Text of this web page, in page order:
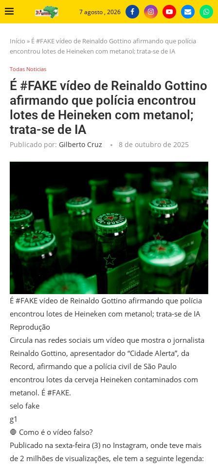
7 agosto , 2026
Início » É #FAKE vídeo de Reinaldo Gottino afirmando que polícia
encontrou lotes de Heineken com metanol; trata-se de IA
Todas Noticias
É #FAKE vídeo de Reinaldo Gottino
afirmando que polícia encontrou
lotes de Heineken com metanol;
trata-se de IA
Publicado por: Gilberto Cruz 8 de outubro de 2025
É #FAKE vídeo de Reinaldo Gottino afirmando que polícia
encontrou lotes de Heineken com metanol; trata-se de IA
Reprodução
Circula nas redes sociais um vídeo que mostra o jornalista
Reinaldo Gottino, apresentador do “Cidade Alerta”, da
Record, afirmando que a polícia civil de São Paulo
encontrou lotes da cerveja Heineken contaminados com
metanol. É #FAKE.
selo fake
g1
🛑 Como é o vídeo falso?
Publicado na sexta-feira (3) no Instagram, onde teve mais
de 2 milhões de visualizações, ele tem a seguinte legenda: